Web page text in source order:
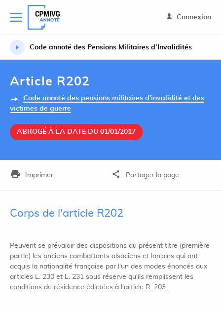
Connexion
Code annoté des Pensions Militaires d’Invalidités
Article R202
Code annoté des pensions militaires d'invalidité et des
victimes de guerre
ABROGÉ À LA DATE DU 01/01/2017
Imprimer Partager la page
Corps de l'article R202
Peuvent se prévaloir des dispositions du présent titre (première
partie) les anciens combattants alsaciens et lorrains qui ont
acquis la nationalité française par l'un des modes énoncés aux
articles L. 230 et L. 231 sous réserve qu'ils remplissent les
conditions de résidence édictées à l'article R. 203.